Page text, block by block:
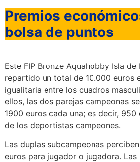
Premios
bolsa de puntos
Este FIP Bronze Aquahobby Isla de
repartido un total de 10.000 euros
igualitaria entre los cuadros
ellos, las dos parejas campeonas
1900 euros cada una; es decir, 950
de los deportistas campeones.
Las duplas subcampeonas
euros para jugador o jugadora. Las